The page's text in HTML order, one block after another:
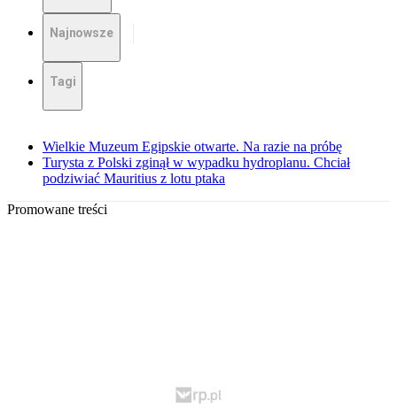
Najnowsze
Tagi
Wielkie Muzeum Egipskie otwarte. Na razie na próbę
Turysta z Polski zginął w wypadku hydroplanu. Chciał
podziwiać Mauritius z lotu ptaka
Promowane treści